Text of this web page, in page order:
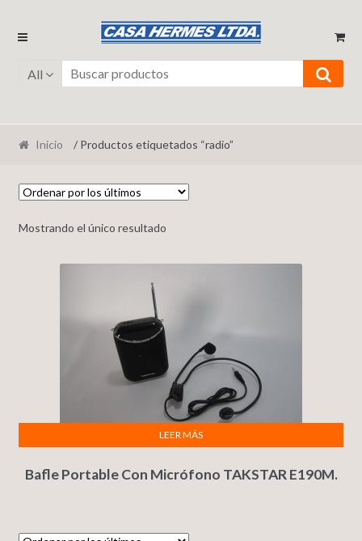
Ir
navegación
Ir
contenido
All
Inicio / Productos etiquetados “radio”
Mostrando el único resultado
Bafle Portable Con Micrófono TAKSTAR E190M.
LEER MÁS